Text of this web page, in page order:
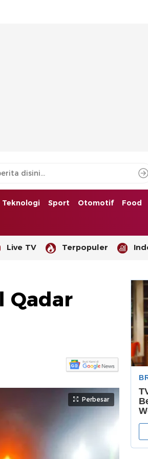
Teknologi Sport Otomotif Food
Live TV Terpopuler
Qadar
Perbesar
--